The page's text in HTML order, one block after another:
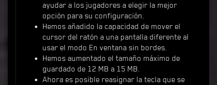
ayudar a los jugadores a elegir la mejor
opción para su configuración.
Hemos añadido la capacidad de mover el
cursor del ratón a una pantalla diferente al
usar el modo En ventana sin bordes.
Hemos aumentado el tamaño máximo de
guardado de 12 MB a 15 MB.
Ahora es posible reasignar la tecla que se